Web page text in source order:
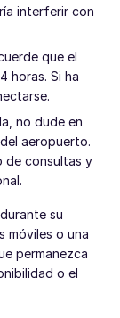
interferir con
que el
horas. Si ha
no dude en
aeropuerto.
de consultas y
su
móviles o una
permanezca
o el